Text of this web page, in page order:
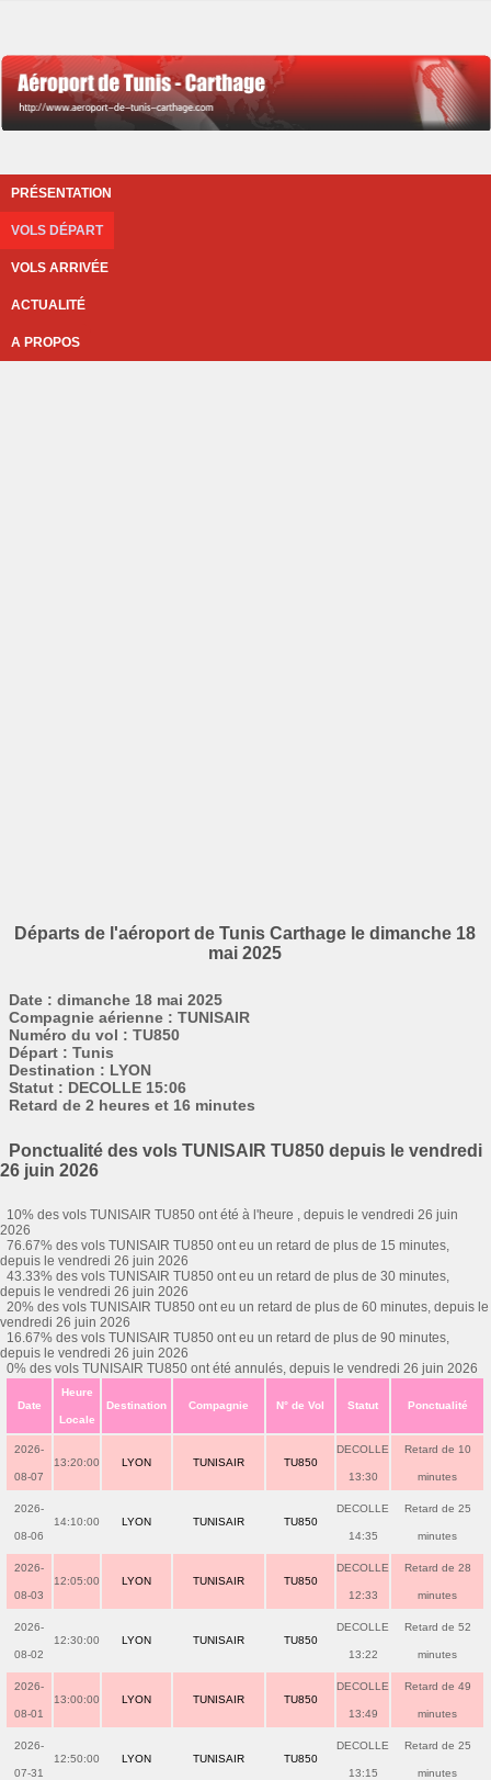
PRÉSENTATION
VOLS DÉPART
VOLS ARRIVÉE
ACTUALITÉ
A PROPOS
Départs de l'aéroport de Tunis Carthage le dimanche 18
mai 2025
Date : dimanche 18 mai 2025
Compagnie aérienne : TUNISAIR
Numéro du vol : TU850
Départ : Tunis
Destination : LYON
Statut : DECOLLE 15:06
Retard de 2 heures et 16 minutes
Ponctualité des vols TUNISAIR TU850 depuis le vendredi
26 juin 2026
10% des vols TUNISAIR TU850 ont été à l'heure , depuis le vendredi 26 juin
2026
76.67% des vols TUNISAIR TU850 ont eu un retard de plus de 15 minutes,
depuis le vendredi 26 juin 2026
43.33% des vols TUNISAIR TU850 ont eu un retard de plus de 30 minutes,
depuis le vendredi 26 juin 2026
20% des vols TUNISAIR TU850 ont eu un retard de plus de 60 minutes, depuis le
vendredi 26 juin 2026
16.67% des vols TUNISAIR TU850 ont eu un retard de plus de 90 minutes,
depuis le vendredi 26 juin 2026
0% des vols TUNISAIR TU850 ont été annulés, depuis le vendredi 26 juin 2026
Date
Heure
Locale
Destination Compagnie N° de Vol Statut Ponctualité
2026-
08-07
13:20:00 LYON TUNISAIR TU850
DECOLLE
13:30
Retard de 10
minutes
2026-
08-06
14:10:00 LYON TUNISAIR TU850
DECOLLE
14:35
Retard de 25
minutes
2026-
08-03
12:05:00 LYON TUNISAIR TU850
DECOLLE
12:33
Retard de 28
minutes
2026-
08-02
12:30:00 LYON TUNISAIR TU850
DECOLLE
13:22
Retard de 52
minutes
2026-
08-01
13:00:00 LYON TUNISAIR TU850
DECOLLE
13:49
Retard de 49
minutes
2026-
07-31
12:50:00 LYON TUNISAIR TU850
DECOLLE
13:15
Retard de 25
minutes